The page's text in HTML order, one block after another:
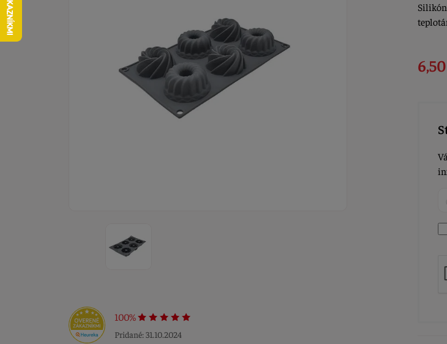
100%
Pridané: 31.10.2024